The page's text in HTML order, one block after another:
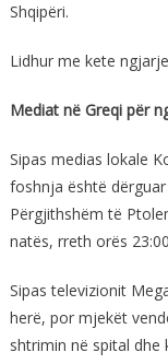
Shqipëri.
Lidhur me kete
Mediat në Greqi për
Sipas medias lokale
foshnja është
Përgjithshëm të
natës, rreth orës
Sipas televizionit
herë, por mjekët
shtrimin në spital dhe